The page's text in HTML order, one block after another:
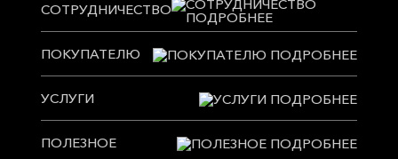
СОТРУДНИЧЕСТВО
ПОКУПАТЕЛЮ
УСЛУГИ
ПОЛЕЗНОЕ